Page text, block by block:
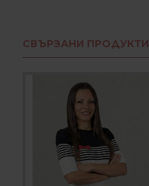
СВЪРЗАНИ ПРОДУКТИ